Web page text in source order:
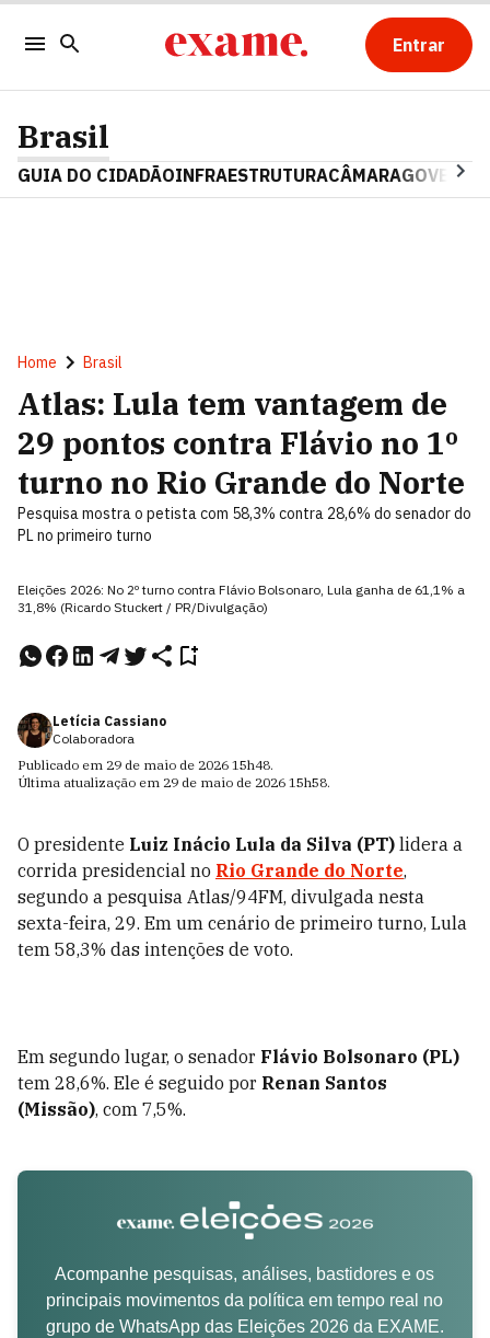
Entrar
Brasil
GUIA DO CIDADÃOINFRAESTRUTURACÂMARAGOVERNO
Home Brasil
Atlas: Lula tem vantagem de
29 pontos contra Flávio no 1º
turno no Rio Grande do Norte
Pesquisa mostra o petista com 58,3% contra 28,6% do senador do
PL no primeiro turno
Eleições 2026: No 2º turno contra Flávio Bolsonaro, Lula ganha de 61,1% a
31,8% (Ricardo Stuckert / PR/Divulgação)
Letícia Cassiano
Colaboradora
Publicado em 29 de maio de 2026 15h48.
Última atualização em 29 de maio de 2026 15h58.
O presidente Luiz Inácio Lula da Silva (PT) lidera a
corrida presidencial no Rio Grande do Norte,
segundo a pesquisa Atlas/94FM, divulgada nesta
sexta-feira, 29. Em um cenário de primeiro turno, Lula
tem 58,3% das intenções de voto.
Em segundo lugar, o senador Flávio Bolsonaro (PL)
tem 28,6%. Ele é seguido por Renan Santos
(Missão), com 7,5%.
Acompanhe pesquisas, análises, bastidores e os
principais movimentos da política em tempo real no
grupo de WhatsApp das Eleições 2026 da EXAME.